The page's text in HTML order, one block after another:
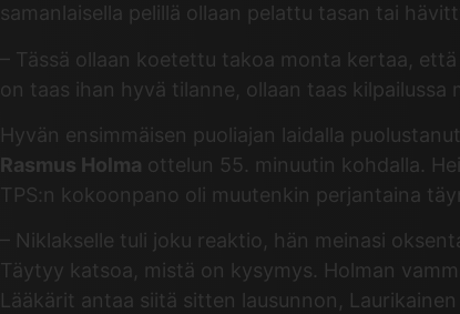
samanlaisella pelillä ollaan pelattu tasan tai
– Tässä ollaan koetettu takoa monta kertaa,
on taas ihan hyvä tilanne, ollaan taas
Hyvän ensimmäisen puoliajan laidalla puolustanut
Rasmus Holma ottelun 55. minuutin kohdalla.
TPS:n kokoonpano oli muutenkin perjantaina
– Niklakselle tuli joku reaktio, hän meinasi
Täytyy katsoa, mistä on kysymys. Holman
Lääkärit antaa siitä sitten lausunnon,